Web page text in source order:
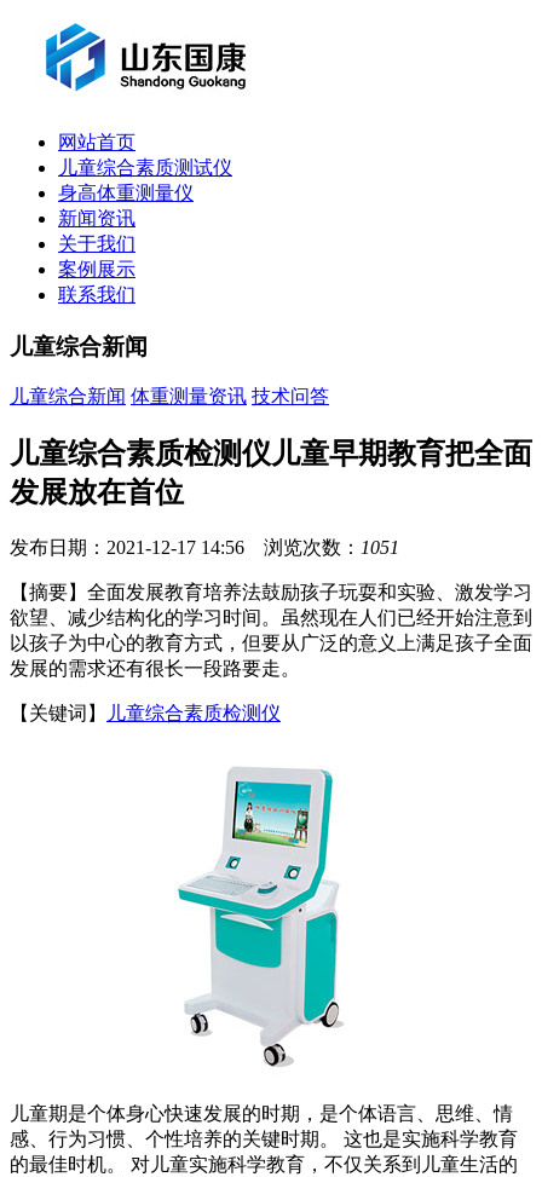
网站首页
儿童综合素质测试仪
身高体重测量仪
新闻资讯
关于我们
案例展示
联系我们
儿童综合新闻
儿童综合新闻 体重测量资讯 技术问答
儿童综合素质检测仪儿童早期教育把全面
发展放在首位
发布日期：2021-12-17 14:56 浏览次数： 1051
【摘要】全面发展教育培养法鼓励孩子玩耍和实验、激发学习
欲望、减少结构化的学习时间。虽然现在人们已经开始注意到
以孩子为中心的教育方式，但要从广泛的意义上满足孩子全面
发展的需求还有很长一段路要走。
【关键词】 儿童综合素质检测仪
儿童期是个体身心快速发展的时期，是个体语言、思维、情
感、行为习惯、个性培养的关键时期。 这也是实施科学教育
的最佳时机。 对儿童实施科学教育，不仅关系到儿童生活的